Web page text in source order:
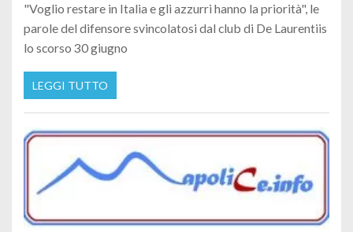
"Voglio restare in Italia e gli azzurri hanno la priorità", le
parole del difensore svincolatosi dal club di De Laurentiis
lo scorso 30 giugno
LEGGI TUTTO